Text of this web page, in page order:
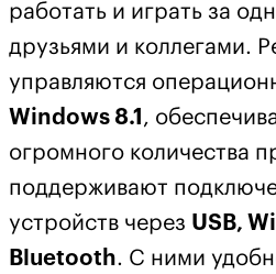
работать и играть за
друзьями и коллегами.
управляются
Windows 8.1 ,
огромного количества
поддерживают
устройств через USB,
Bluetooth. С ними